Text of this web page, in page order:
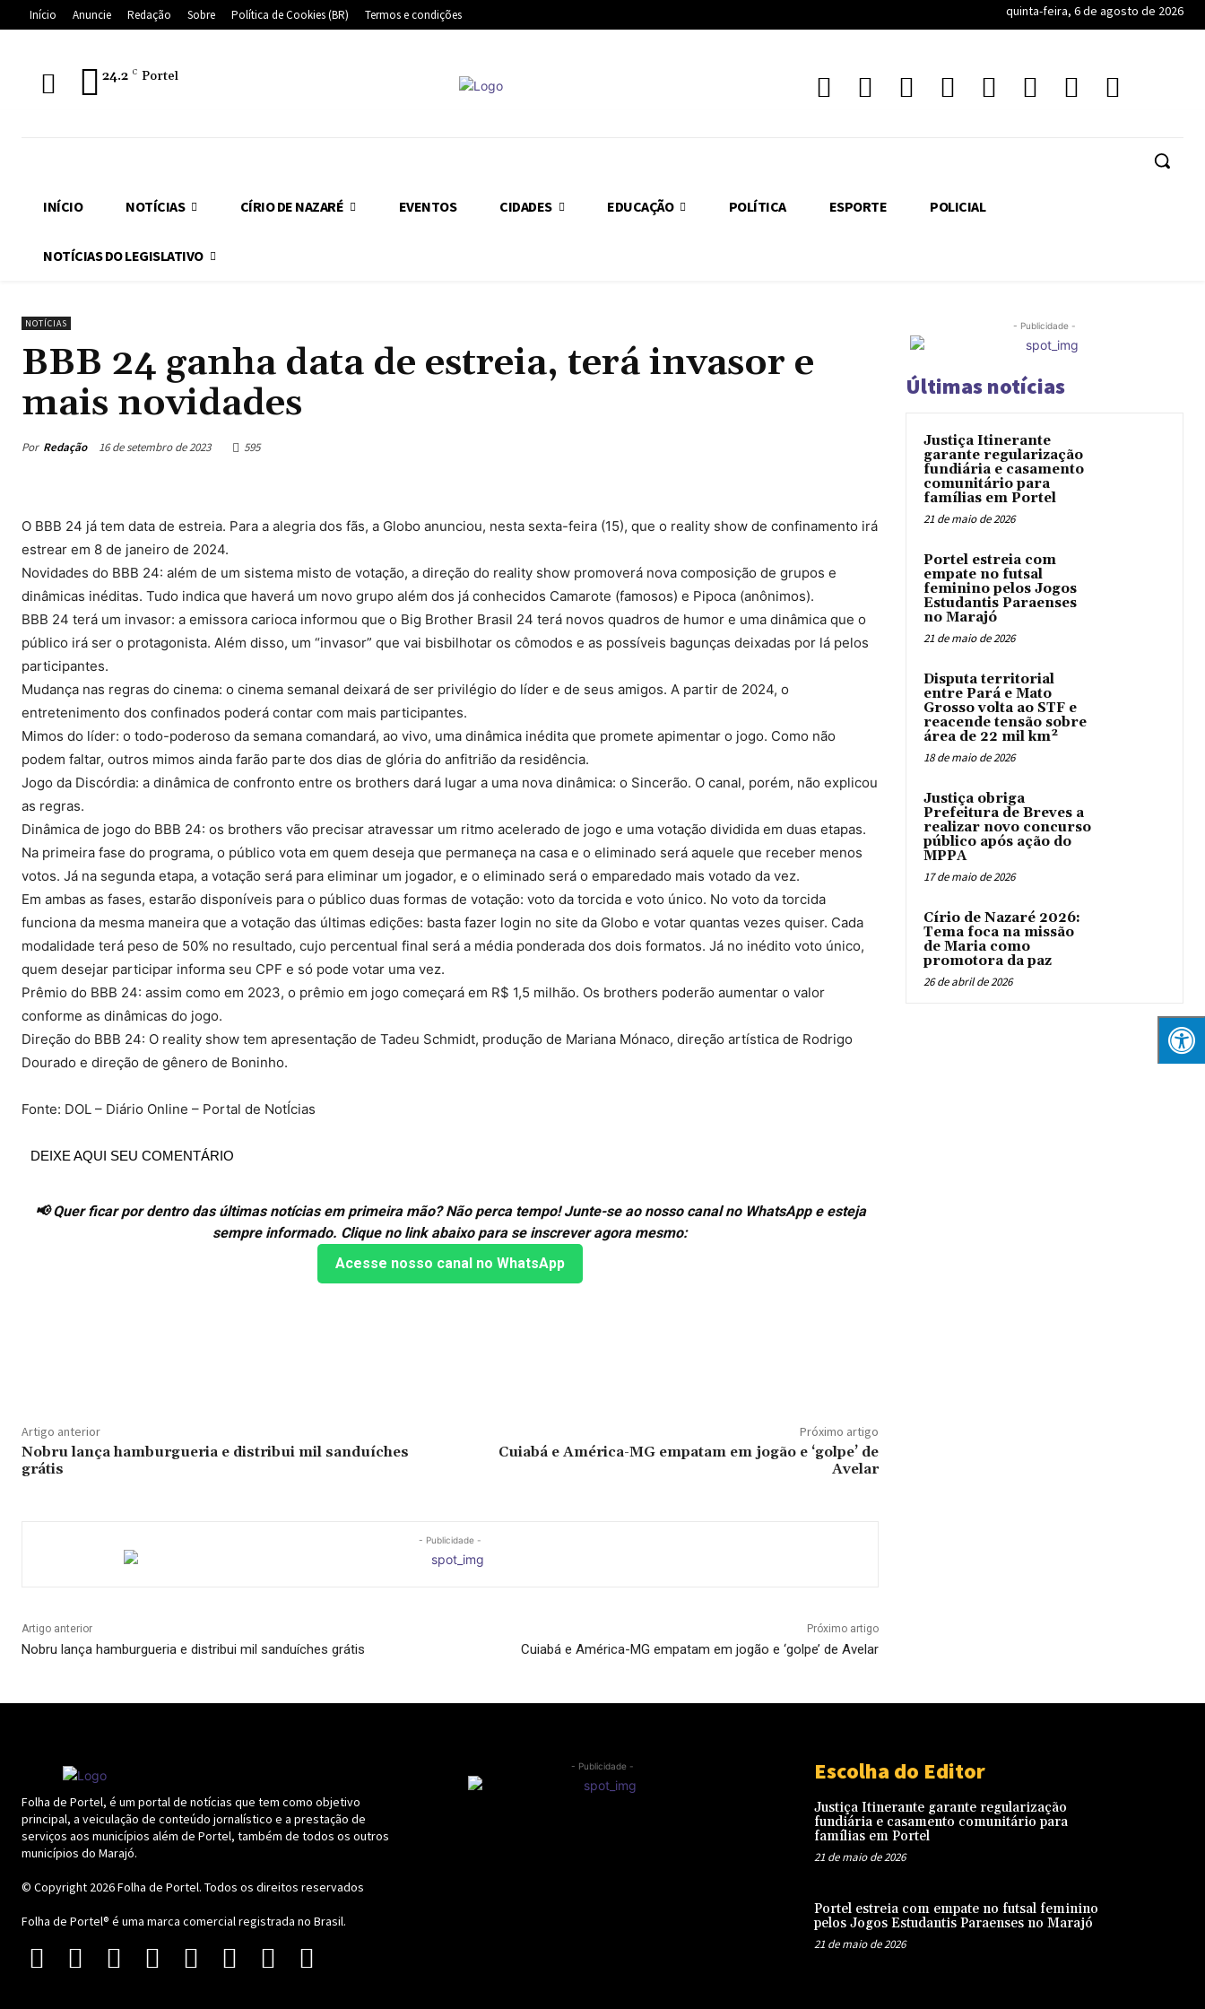
Início Anuncie Redação Sobre Política de Cookies (BR) Termos e condições quinta-feira, 6 de agosto de 2026
24.2 C Portel
INÍCIO NOTÍCIAS CÍRIO DE NAZARÉ EVENTOS CIDADES EDUCAÇÃO POLÍTICA ESPORTE POLICIAL
NOTÍCIAS DO LEGISLATIVO
NOTÍCIAS
BBB 24 ganha data de estreia, terá invasor e
mais novidades
Por Redação 16 de setembro de 2023 595
O BBB 24 já tem data de estreia. Para a alegria dos fãs, a Globo anunciou, nesta sexta-feira (15), que o reality show de confinamento irá
estrear em 8 de janeiro de 2024.
Novidades do BBB 24: além de um sistema misto de votação, a direção do reality show promoverá nova composição de grupos e
dinâmicas inéditas. Tudo indica que haverá um novo grupo além dos já conhecidos Camarote (famosos) e Pipoca (anônimos).
BBB 24 terá um invasor: a emissora carioca informou que o Big Brother Brasil 24 terá novos quadros de humor e uma dinâmica que o
público irá ser o protagonista. Além disso, um “invasor” que vai bisbilhotar os cômodos e as possíveis bagunças deixadas por lá pelos
participantes.
Mudança nas regras do cinema: o cinema semanal deixará de ser privilégio do líder e de seus amigos. A partir de 2024, o
entretenimento dos confinados poderá contar com mais participantes.
Mimos do líder: o todo-poderoso da semana comandará, ao vivo, uma dinâmica inédita que promete apimentar o jogo. Como não
podem faltar, outros mimos ainda farão parte dos dias de glória do anfitrião da residência.
Jogo da Discórdia: a dinâmica de confronto entre os brothers dará lugar a uma nova dinâmica: o Sincerão. O canal, porém, não explicou
as regras.
Dinâmica de jogo do BBB 24: os brothers vão precisar atravessar um ritmo acelerado de jogo e uma votação dividida em duas etapas.
Na primeira fase do programa, o público vota em quem deseja que permaneça na casa e o eliminado será aquele que receber menos
votos. Já na segunda etapa, a votação será para eliminar um jogador, e o eliminado será o emparedado mais votado da vez.
Em ambas as fases, estarão disponíveis para o público duas formas de votação: voto da torcida e voto único. No voto da torcida
funciona da mesma maneira que a votação das últimas edições: basta fazer login no site da Globo e votar quantas vezes quiser. Cada
modalidade terá peso de 50% no resultado, cujo percentual final será a média ponderada dos dois formatos. Já no inédito voto único,
quem desejar participar informa seu CPF e só pode votar uma vez.
Prêmio do BBB 24: assim como em 2023, o prêmio em jogo começará em R$ 1,5 milhão. Os brothers poderão aumentar o valor
conforme as dinâmicas do jogo.
Direção do BBB 24: O reality show tem apresentação de Tadeu Schmidt, produção de Mariana Mónaco, direção artística de Rodrigo
Dourado e direção de gênero de Boninho.
Fonte: DOL – Diário Online – Portal de NotÍcias
DEIXE AQUI SEU COMENTÁRIO
📢 Quer ficar por dentro das últimas notícias em primeira mão? Não perca tempo! Junte-se ao nosso canal no WhatsApp e esteja
sempre informado. Clique no link abaixo para se inscrever agora mesmo:
Acesse nosso canal no WhatsApp
Artigo anterior
Nobru lança hamburgueria e distribui mil sanduíches
grátis
Próximo artigo
Cuiabá e América-MG empatam em jogão e ‘golpe’ de
Avelar
- Publicidade -
Artigo anterior
Nobru lança hamburgueria e distribui mil sanduíches grátis
Próximo artigo
Cuiabá e América-MG empatam em jogão e ‘golpe’ de Avelar
- Publicidade -
Últimas notícias
Justiça Itinerante
garante regularização
fundiária e casamento
comunitário para
famílias em Portel
21 de maio de 2026
Portel estreia com
empate no futsal
feminino pelos Jogos
Estudantis Paraenses
no Marajó
21 de maio de 2026
Disputa territorial
entre Pará e Mato
Grosso volta ao STF e
reacende tensão sobre
área de 22 mil km²
18 de maio de 2026
Justiça obriga
Prefeitura de Breves a
realizar novo concurso
público após ação do
MPPA
17 de maio de 2026
Círio de Nazaré 2026:
Tema foca na missão
de Maria como
promotora da paz
26 de abril de 2026
Folha de Portel, é um portal de notícias que tem como objetivo
principal, a veiculação de conteúdo jornalístico e a prestação de
serviços aos municípios além de Portel, também de todos os outros
municípios do Marajó.
© Copyright 2026Folha de Portel. Todos os direitos reservados
Folha de Portel® é uma marca comercial registrada no Brasil.
- Publicidade - Escolha do Editor
Justiça Itinerante garante regularização
fundiária e casamento comunitário para
famílias em Portel
21 de maio de 2026
Portel estreia com empate no futsal feminino
pelos Jogos Estudantis Paraenses no Marajó
21 de maio de 2026